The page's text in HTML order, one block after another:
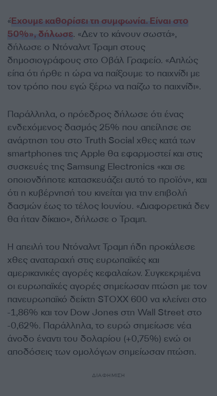
«Έχουμε καθορίσει τη συμφωνία. Είναι στο
50%», δήλωσε. «Δεν το κάνουν σωστά»,
δήλωσε ο Ντόναλντ Τραμπ στους
δημοσιογράφους στο Οβάλ Γραφείο. «Απλώς
είπα ότι ήρθε η ώρα να παίξουμε το παιχνίδι με
τον τρόπο που εγώ ξέρω να παίζω το παιχνίδι».
Παράλληλα, ο πρόεδρος δήλωσε ότι ένας
ενδεχόμενος δασμός 25% που απείλησε σε
ανάρτηση του στο Truth Social χθες κατά των
smartphones της Apple θα εφαρμοστεί και στις
συσκευές της Samsung Electronics «και σε
οποιονδήποτε κατασκευάζει αυτό το προϊόν», και
ότι η κυβέρνησή του κινείται για την επιβολή
δασμών έως το τέλος Ιουνίου. «Διαφορετικά δεν
θα ήταν δίκαιο», δήλωσε ο Τραμπ.
Η απειλή του Ντόναλντ Τραμπ ήδη προκάλεσε
χθες αναταραχή στις ευρωπαϊκές και
αμερικανικές αγορές κεφαλαίων. Συγκεκριμένα
οι ευρωπαϊκές αγορές σημείωσαν πτώση με τον
πανευρωπαϊκό δείκτη STOXX 600 να κλείνει στο
-1,86% και τον Dow Jones στη Wall Street στο
-0,62%. Παράλληλα, το ευρώ σημείωσε νέα
άνοδο έναντι του δολαρίου (+0,75%) ενώ οι
αποδόσεις των ομολόγων σημείωσαν πτώση.
ΔΙΑΦΗΜΙΣΗ